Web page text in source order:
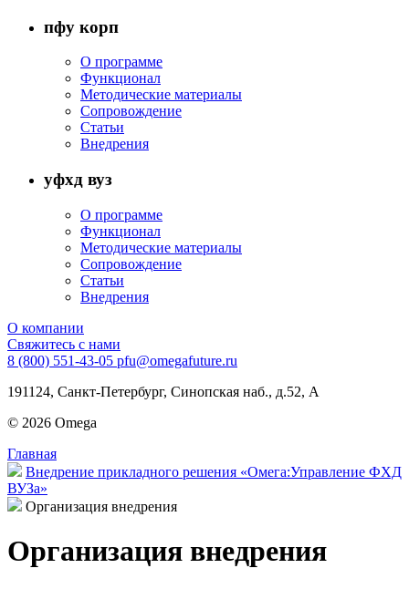
пфу корп
О программе
Функционал
Методические материалы
Сопровождение
Статьи
Внедрения
уфхд вуз
О программе
Функционал
Методические материалы
Сопровождение
Статьи
Внедрения
О компании
Свяжитесь с нами
8 (800) 551-43-05 pfu@omegafuture.ru
191124, Санкт-Петербург, Синопская наб., д.52, А
© 2026 Omega
Главная
Внедрение прикладного решения «Омега:Управление ФХД
ВУЗа»
Организация внедрения
Организация внедрения